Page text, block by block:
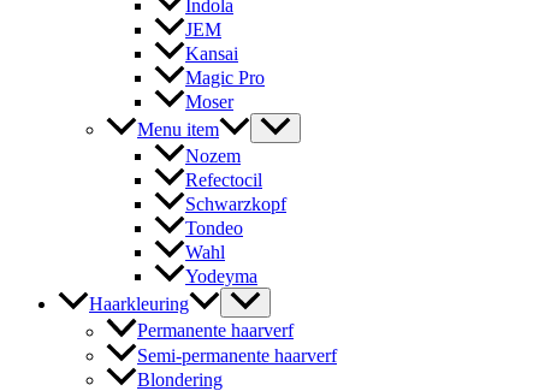
Indola
JEM
Kansai
Magic Pro
Moser
Menu item
Nozem
Refectocil
Schwarzkopf
Tondeo
Wahl
Yodeyma
Haarkleuring
Permanente haarverf
Semi-permanente haarverf
Blondering